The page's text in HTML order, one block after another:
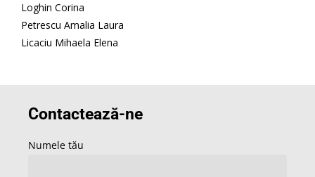
Loghin Corina
Petrescu Amalia Laura
Licaciu Mihaela Elena